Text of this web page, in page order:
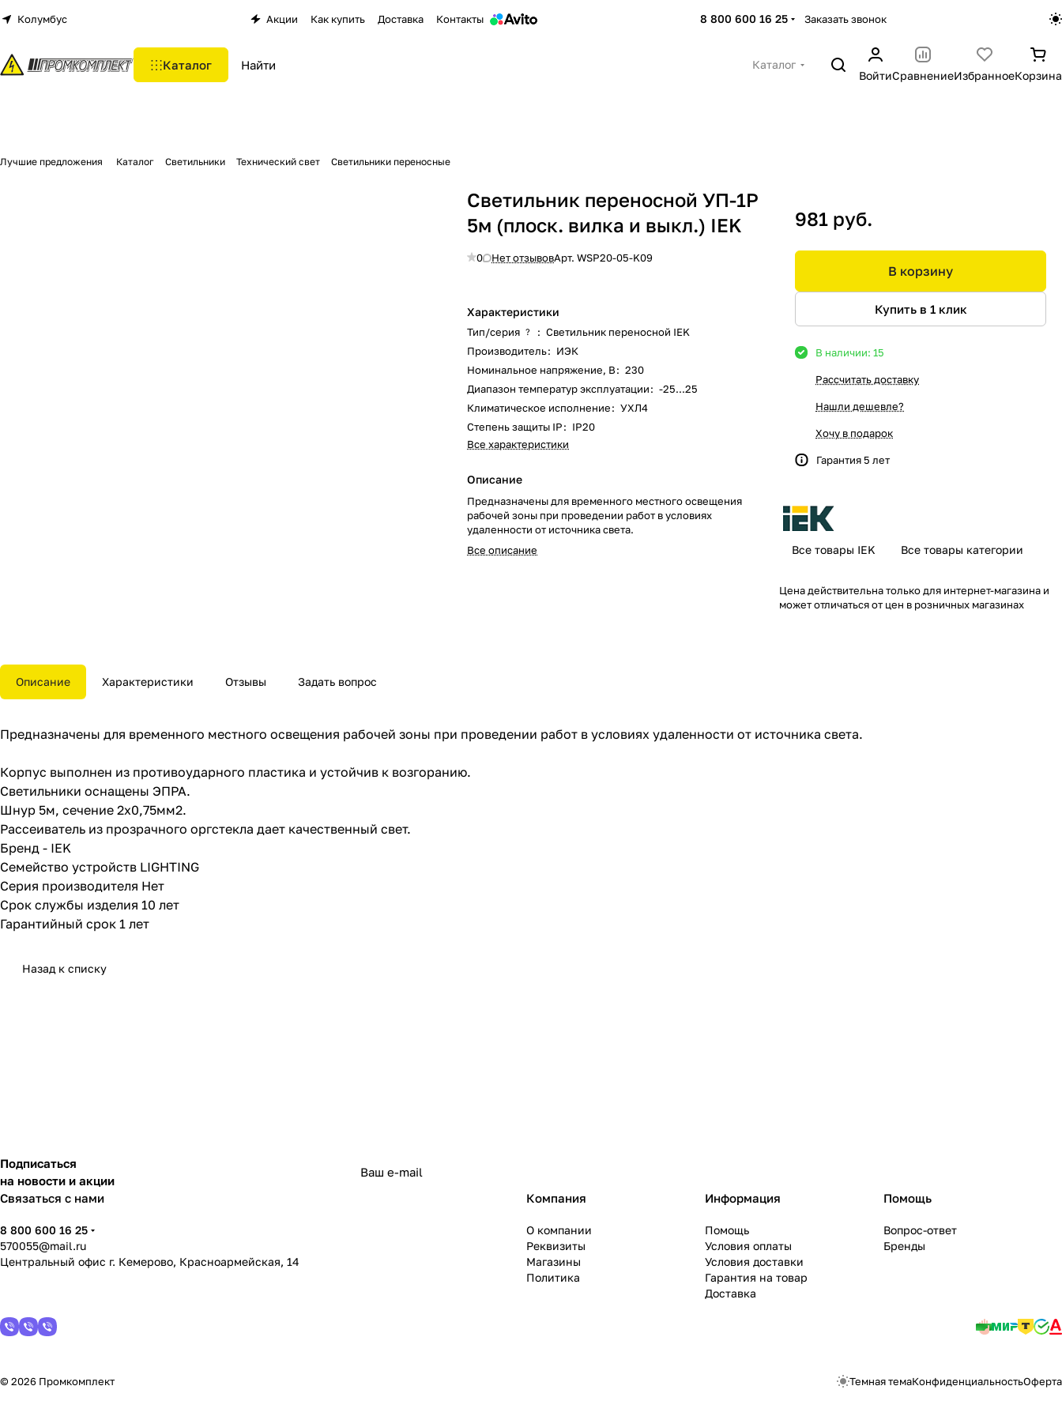
Колумбус Акции Как купить Доставка Контакты 8 800 600 16 25 Заказать звонок
Каталог
Каталог
ВойтиСравнениеИзбранноеКорзина
Лучшие предложения Каталог Светильники Технический свет Светильники переносные
Светильник переносной УП-1Р
5м (плоск. вилка и выкл.) IEK
0 Нет отзывовАрт.WSP20-05-K09
Характеристики
Тип/серия ? : Светильник переносной IEK
Производитель: ИЭК
Номинальное напряжение, В: 230
Диапазон температур эксплуатации: -25...25
Климатическое исполнение: УХЛ4
Степень защиты IP: IP20
Все характеристики
Описание
Предназначены для временного местного освещения
рабочей зоны при проведении работ в условиях
удаленности от источника света.
Все описание
981 руб.
В корзину
Купить в 1 клик
В наличии: 15
Рассчитать доставку
Нашли дешевле?
Хочу в подарок
Гарантия 5 лет
Все товары IEK Все товары категории
Цена действительна только для интернет-магазина и
может отличаться от цен в розничных магазинах
Описание Характеристики Отзывы Задать вопрос
Предназначены для временного местного освещения рабочей зоны при проведении работ в условиях удаленности от источника света.
Корпус выполнен из противоударного пластика и устойчив к возгоранию.
Светильники оснащены ЭПРА.
Шнур 5м, сечение 2х0,75мм2.
Рассеиватель из прозрачного оргстекла дает качественный свет.
Бренд - IEK
Семейство устройств LIGHTING
Серия производителя Нет
Срок службы изделия 10 лет
Гарантийный срок 1 лет
Назад к списку
Подписаться
на новости и акции
Связаться с нами
8 800 600 16 25
570055@mail.ru
Центральный офис г. Кемерово, Красноармейская, 14
Компания
О компании
Реквизиты
Магазины
Политика
Информация
Помощь
Условия оплаты
Условия доставки
Гарантия на товар
Доставка
Помощь
Вопрос-ответ
Бренды
© 2026 Промкомплект Темная темаКонфиденциальностьОферта